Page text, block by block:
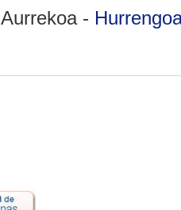
Aurrekoa -